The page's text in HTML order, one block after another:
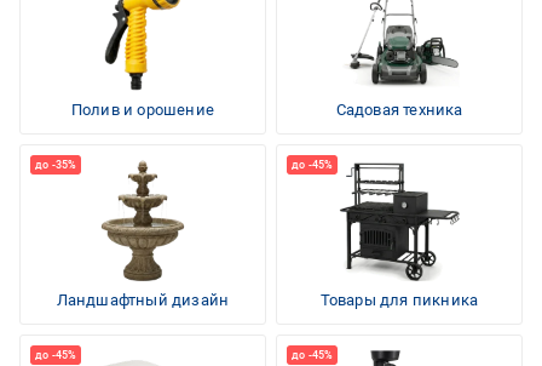
Полив и орошение Садовая техника
Ландшафтный дизайн Товары для пикника